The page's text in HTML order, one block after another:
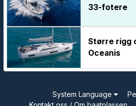
33-fotere
Større rigg
Oceanis
System Language